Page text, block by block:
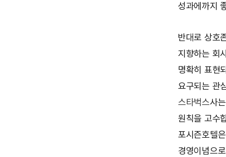
성과에까지
반대로 상호
지향하는 회
명확히 표현
요구되는 관
스타벅스사
원칙을 고수
포시즌호텔
경영이념으